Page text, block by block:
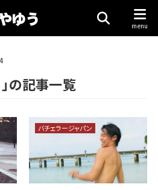
の記事一覧
バチェラージャパン